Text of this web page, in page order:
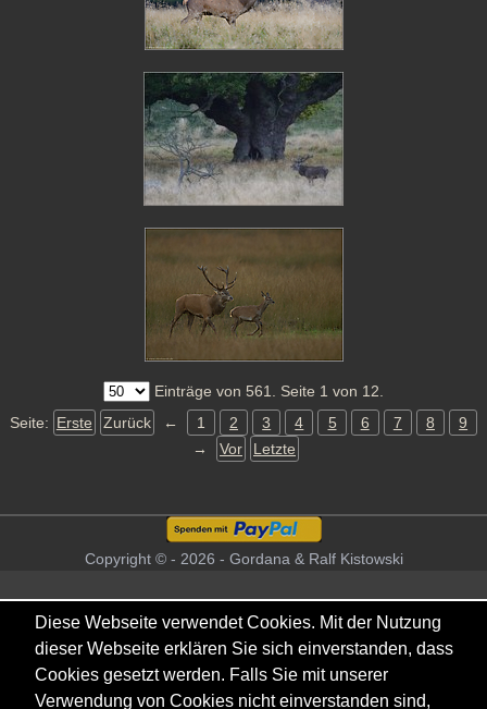
Einträge von 561. Seite 1 von 12.
Seite: Erste Zurück ← 1 2 3 4 5 6 7 8
9
→
Vor Letzte
Copyright © - 2026 - Gordana & Ralf Kistowski
Diese Webseite verwendet Cookies. Mit der Nutzung
dieser Webseite erklären Sie sich einverstanden, dass
Cookies gesetzt werden. Falls Sie mit unserer
Verwendung von Cookies nicht einverstanden sind,